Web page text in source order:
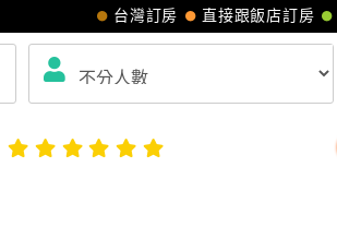
直接跟飯店訂房
台灣訂房